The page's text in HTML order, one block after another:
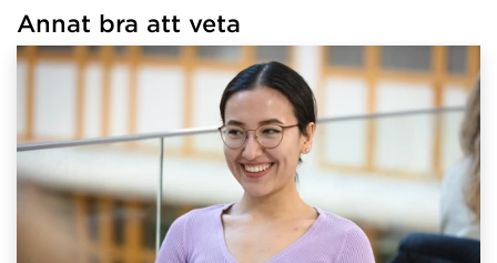
hämtat länkar.
Annat bra att veta